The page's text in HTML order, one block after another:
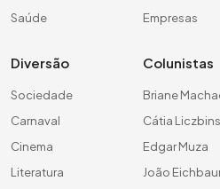
Saúde
Empresas
Diversão
Sociedade
Carnaval
Cinema
Literatura
Colunistas
Briane
Cátia
Edgar Muza
João